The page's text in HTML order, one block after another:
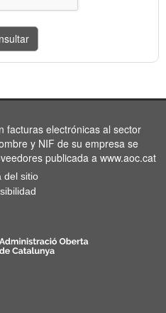
facturas electrónicas al sector
y NIF de su empresa se
publicada a www.aoc.cat
del sitio